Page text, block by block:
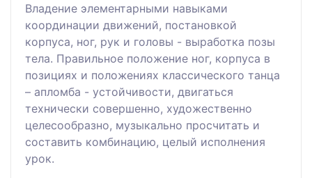
Владение элементарными навыками
координации движений, постановкой
корпуса, ног, рук и головы - выработка позы
тела. Правильное положение ног, корпуса в
позициях и положениях классического танца
– апломба - устойчивости, двигаться
технически совершенно, художественно
целесообразно, музыкально просчитать и
составить комбинацию, целый исполнения
урок.